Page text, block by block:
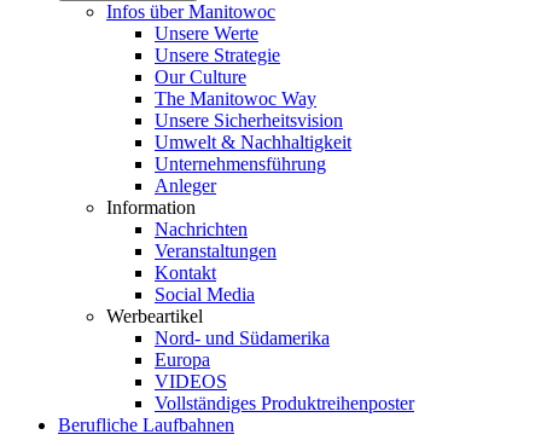
Infos über Manitowoc
Unsere Werte
Unsere Strategie
Our Culture
The Manitowoc Way
Unsere Sicherheitsvision
Umwelt & Nachhaltigkeit
Unternehmensführung
Anleger
Information
Nachrichten
Veranstaltungen
Kontakt
Social Media
Werbeartikel
Nord- und Südamerika
Europa
VIDEOS
Vollständiges Produktreihenposter
Berufliche Laufbahnen